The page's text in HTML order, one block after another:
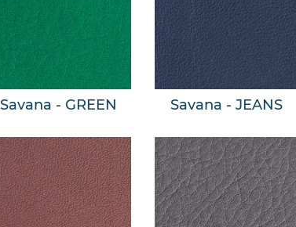
Savana - GREEN Savana - JEANS